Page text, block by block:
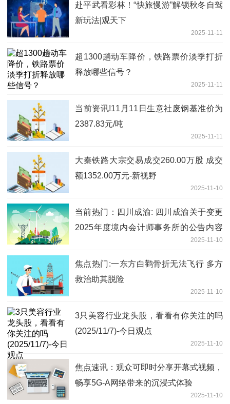
赴平武看彩林！“快旅慢游”解锁秋冬自驾
新玩法|观天下
2025-11-11
超1300趟动车降价，铁路票价淡季打折
释放哪些信号？
2025-11-11
当前资讯!11月11日生意社废钢基准价为
2387.83元/吨
2025-11-11
大秦铁路大宗交易成交260.00万股 成交
额1352.00万元-新视野
2025-11-10
当前热门：四川成渝: 四川成渝关于变更
2025年度境内会计师事务所的公告内容
2025-11-10
焦点热门:一东方白鹳骨折无法飞行 多方
救治助其脱险
2025-11-10
3只美容行业龙头股，看看有你关注的吗
(2025/11/7)-今日观点
2025-11-10
焦点速讯：观众可即时分享开幕式视频，
畅享5G-A网络带来的沉浸式体验
2025-11-10